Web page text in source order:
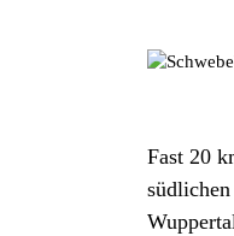
Fast 20